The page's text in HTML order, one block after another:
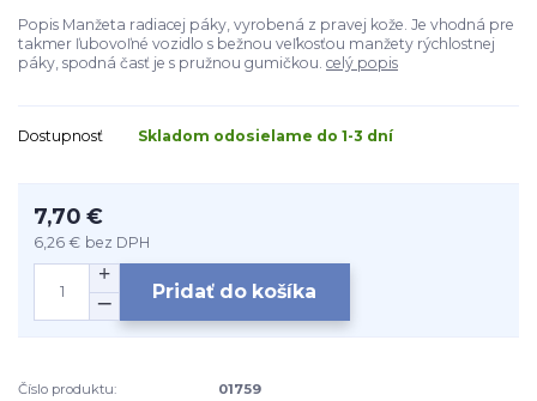
Popis Manžeta radiacej páky, vyrobená z pravej kože. Je vhodná pre
takmer ľubovoľné vozidlo s bežnou veľkosťou manžety rýchlostnej
páky, spodná časť je s pružnou gumičkou. celý popis
Dostupnosť Skladom odosielame do 1-3 dní
7,70 €
6,26 € bez DPH
Pridať do košíka
Číslo produktu:
01759